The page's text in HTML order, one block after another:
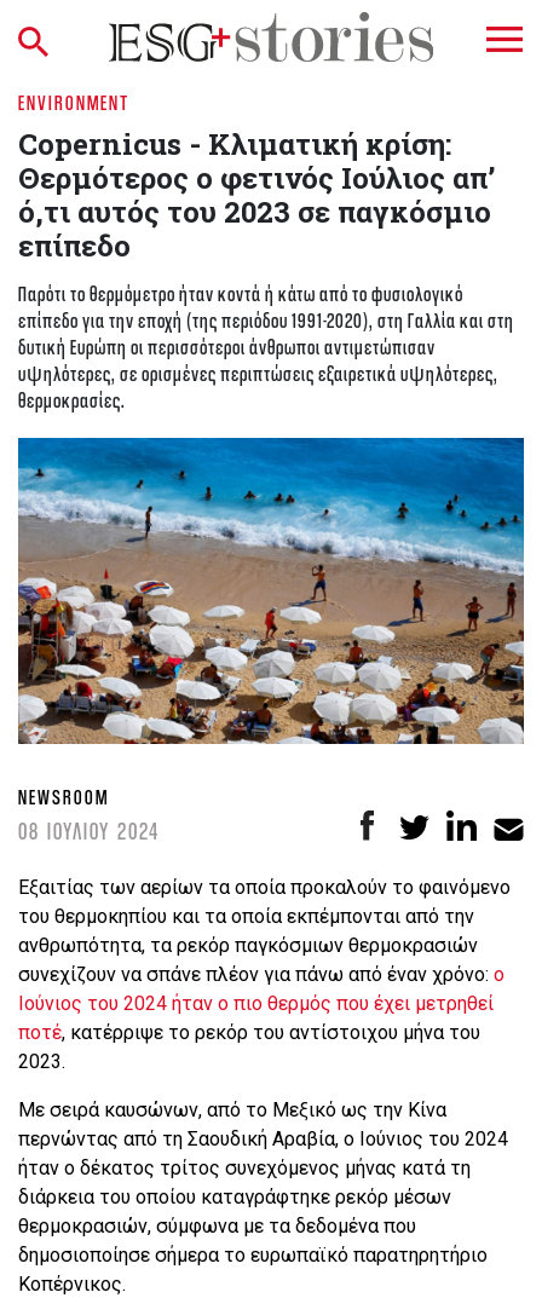
ENVIRONMENT
Copernicus - Κλιματική κρίση:
Θερμότερος ο φετινός Ιούλιος απ’
ό,τι αυτός του 2023 σε παγκόσμιο
επίπεδο
Παρότι το θερμόμετρο ήταν κοντά ή κάτω από το φυσιολογικό
επίπεδο για την εποχή (της περιόδου 1991-2020), στη Γαλλία και στη
δυτική Ευρώπη οι περισσότεροι άνθρωποι αντιμετώπισαν
υψηλότερες, σε ορισμένες περιπτώσεις εξαιρετικά υψηλότερες,
θερμοκρασίες.
NEWSROOM
08 ΙΟΥΛΙΟΥ 2024
Εξαιτίας των αερίων τα οποία προκαλούν το φαινόμενο
του θερμοκηπίου και τα οποία εκπέμπονται από την
ανθρωπότητα, τα ρεκόρ παγκόσμιων θερμοκρασιών
συνεχίζουν να σπάνε πλέον για πάνω από έναν χρόνο: ο
Ιούνιος του 2024 ήταν ο πιο θερμός που έχει μετρηθεί
ποτέ, κατέρριψε το ρεκόρ του αντίστοιχου μήνα του
2023.
Με σειρά καυσώνων, από το Μεξικό ως την Κίνα
περνώντας από τη Σαουδική Αραβία, ο Ιούνιος του 2024
ήταν ο δέκατος τρίτος συνεχόμενος μήνας κατά τη
διάρκεια του οποίου καταγράφτηκε ρεκόρ μέσων
θερμοκρασιών, σύμφωνα με τα δεδομένα που
δημοσιοποίησε σήμερα το ευρωπαϊκό παρατηρητήριο
Κοπέρνικος.